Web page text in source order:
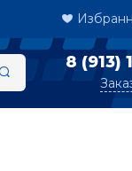
8 (913)